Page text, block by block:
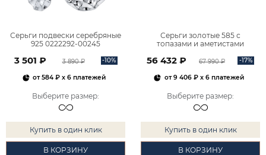
Серьги подвески серебряные
925 0222292-00245
3 501 ₽ 3 890 ₽ -10%
от584 ₽ x 6 платежей
Выберите размер:
Купить в один клик
В КОРЗИНУ
Серьги золотые 585 с
топазами и аметистами
56 432 ₽ 67 990 ₽ -17%
от9 406 ₽x 6 платежей
Выберите размер:
Купить в один клик
В КОРЗИНУ